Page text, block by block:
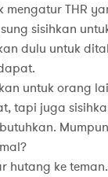
mengatur THR
sisihkan
dulu untuk
untuk orang
tapi juga
hutang ke